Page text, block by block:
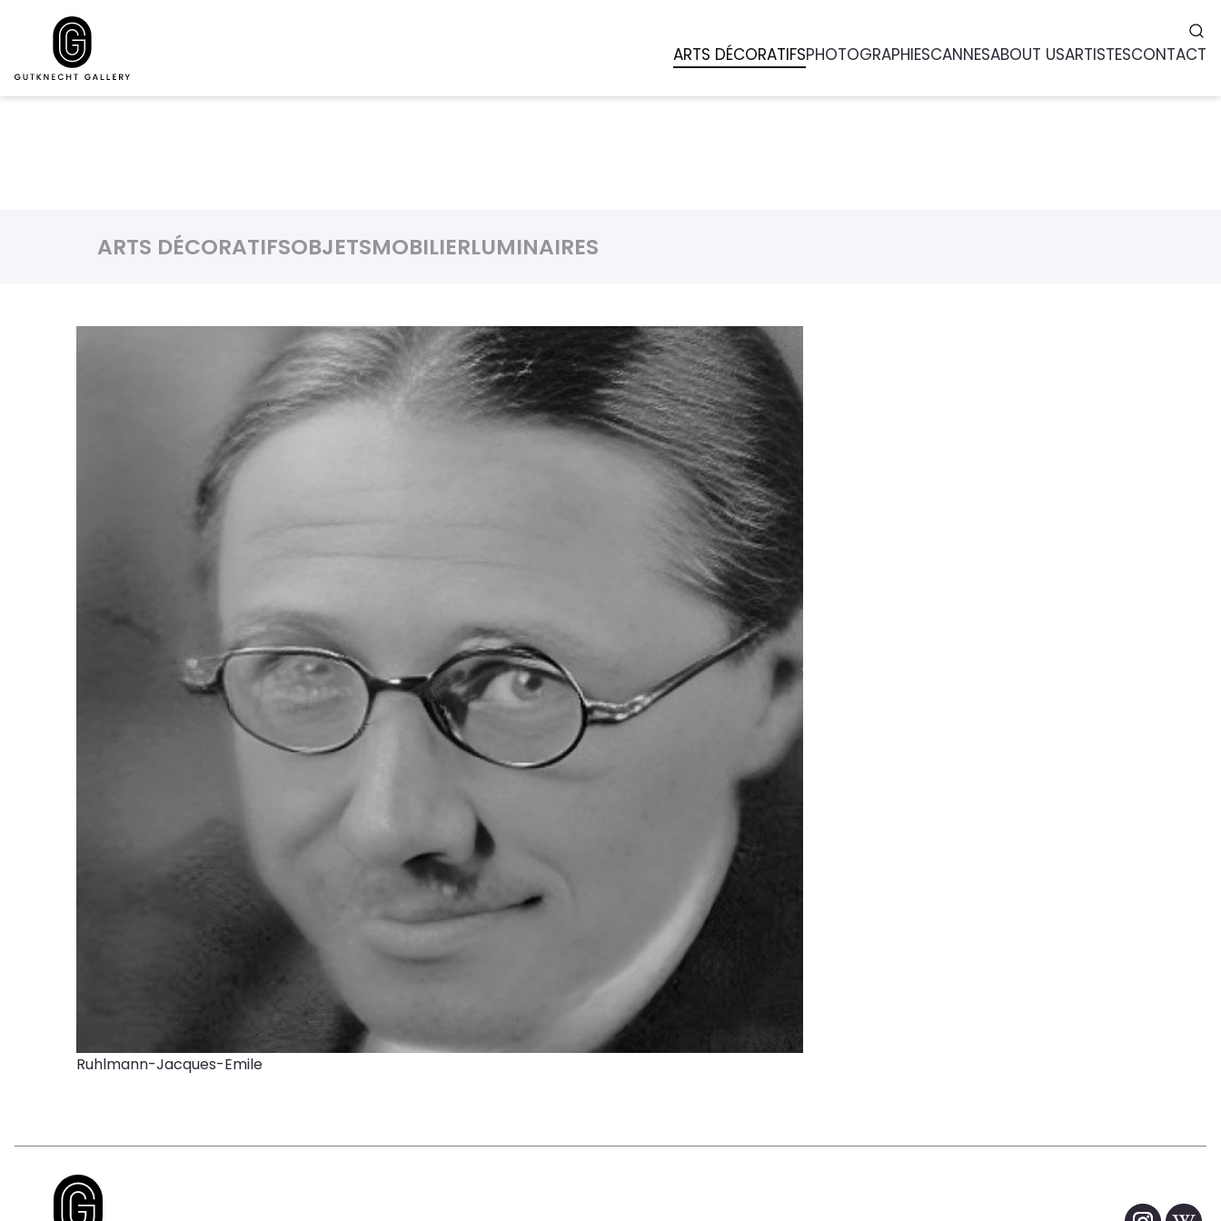
ARTS DÉCORATIFSOBJETSMOBILIERLUMINAIRES
Ruhlmann-Jacques-Emile
ARTS DÉCORATIFSPHOTOGRAPHIESCANNESABOUT USARTISTESCONTACT